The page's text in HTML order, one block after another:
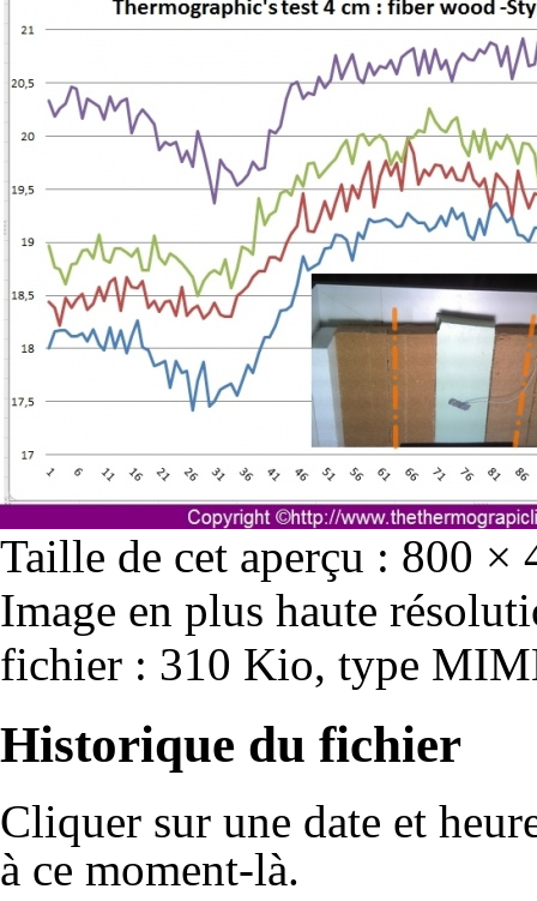
Taille de cet aperçu : 800 ×
Image en plus haute
fichier : 310 Kio, type
Historique du fichier
Cliquer sur une date et
à ce moment-là.